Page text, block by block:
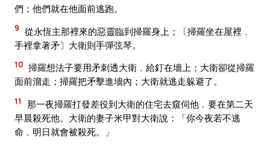
們；他們就在他面前逃跑。
9 從永恆主那裡來的惡靈臨到掃羅身上；〔掃羅坐在屋裡﹐
手裡拿著矛〕大衛則手彈弦琴。
10 掃羅想法子要用矛刺透大衛﹐給釘在墻上；大衛卻從掃羅
面前溜走；掃羅把矛擊進墻內；大衛就逃走躲避了。
11
那一夜掃羅打發差役到大衛的住宅去窺伺他﹐要在第二天
早晨殺死他。大衛的妻子米甲對大衛說：「你今夜若不逃
命﹐明日就會被殺死。」